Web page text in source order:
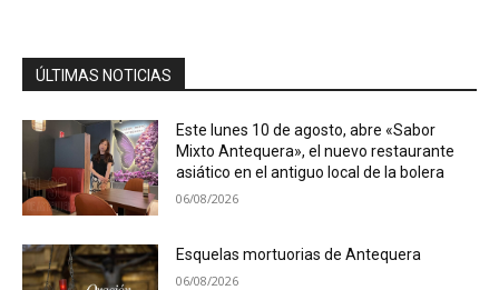
ÚLTIMAS NOTICIAS
Este lunes 10 de agosto, abre «Sabor
Mixto Antequera», el nuevo restaurante
asiático en el antiguo local de la bolera
06/08/2026
Esquelas mortuorias de Antequera
06/08/2026